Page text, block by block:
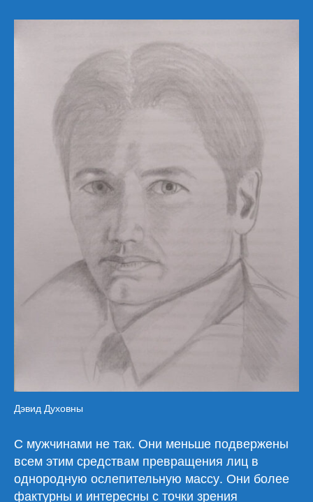
Дэвид Духовны
С мужчинами не так. Они меньше подвержены
всем этим средствам превращения лиц в
однородную ослепительную массу. Они более
фактурны и интересны с точки зрения